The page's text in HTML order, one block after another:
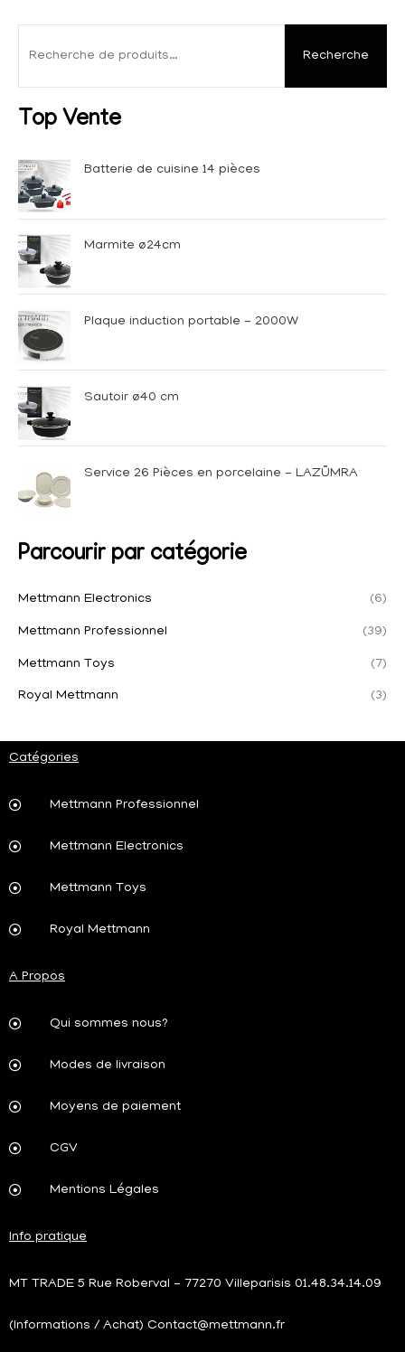
Recherche
Top Vente
Batterie de cuisine 14 pièces
Marmite ø24cm
Plaque induction portable - 2000W
Sautoir ø40 cm
Service 26 Pièces en porcelaine - LAZÜMRA
Parcourir par catégorie
Mettmann Electronics (6)
Mettmann Professionnel (39)
Mettmann Toys (7)
Royal Mettmann (3)
Catégories
Mettmann Professionnel
Mettmann Electronics
Mettmann Toys
Royal Mettmann
A Propos
Qui sommes nous?
Modes de livraison
Moyens de paiement
CGV
Mentions Légales
Info pratique
MT TRADE 5 Rue Roberval - 77270 Villeparisis 01.48.34.14.09
(Informations / Achat) Contact@mettmann.fr